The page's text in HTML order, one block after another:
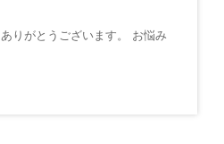
りがとうございます。 お悩み